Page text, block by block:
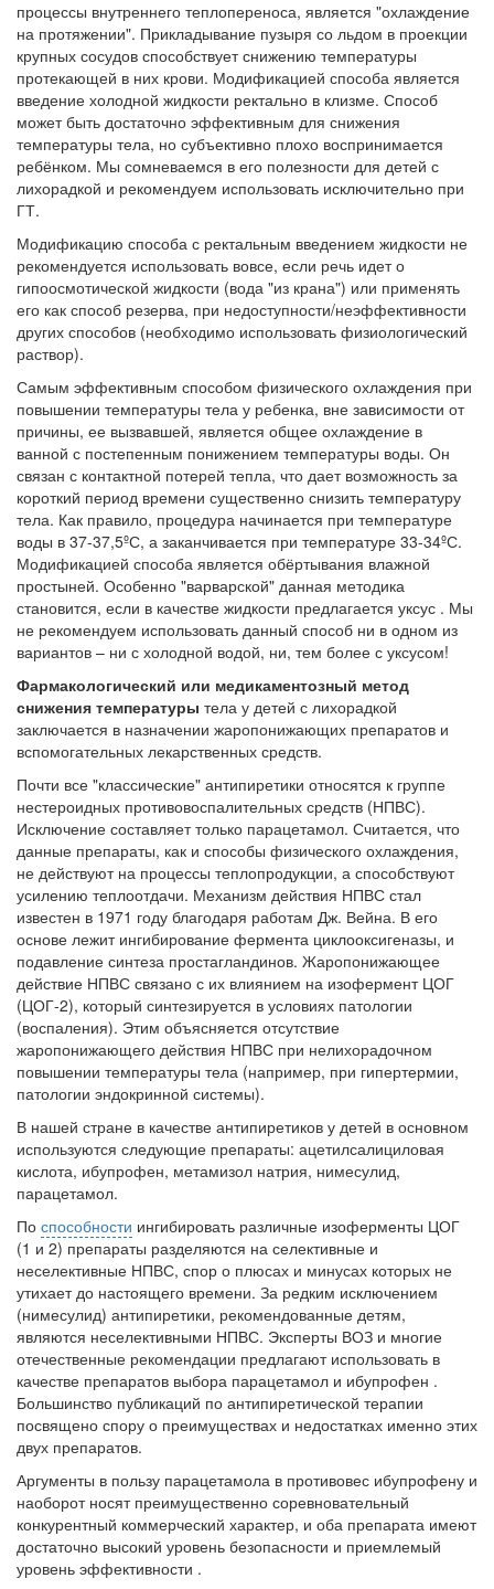
процессы внутреннего теплопереноса, является "охлаждение
на протяжении". Прикладывание пузыря со льдом в проекции
крупных сосудов способствует снижению температуры
протекающей в них крови. Модификацией способа является
введение холодной жидкости ректально в клизме. Способ
может быть достаточно эффективным для снижения
температуры тела, но субъективно плохо воспринимается
ребёнком. Мы сомневаемся в его полезности для детей с
лихорадкой и рекомендуем использовать исключительно при
ГТ.
Модификацию способа с ректальным введением жидкости не
рекомендуется использовать вовсе, если речь идет о
гипоосмотической жидкости (вода "из крана") или применять
его как способ резерва, при недоступности/неэффективности
других способов (необходимо использовать физиологический
раствор).
Самым эффективным способом физического охлаждения при
повышении температуры тела у ребенка, вне зависимости от
причины, ее вызвавшей, является общее охлаждение в
ванной с постепенным понижением температуры воды. Он
связан с контактной потерей тепла, что дает возможность за
короткий период времени существенно снизить температуру
тела. Как правило, процедура начинается при температуре
воды в 37-37,5ºС, а заканчивается при температуре 33-34ºС.
Модификацией способа является обёртывания влажной
простыней. Особенно "варварской" данная методика
становится, если в качестве жидкости предлагается уксус . Мы
не рекомендуем использовать данный способ ни в одном из
вариантов – ни с холодной водой, ни, тем более с уксусом!
Фармакологический или медикаментозный метод
снижения температуры тела у детей с лихорадкой
заключается в назначении жаропонижающих препаратов и
вспомогательных лекарственных средств.
Почти все "классические" антипиретики относятся к группе
нестероидных противовоспалительных средств (НПВС).
Исключение составляет только парацетамол. Считается, что
данные препараты, как и способы физического охлаждения,
не действуют на процессы теплопродукции, а способствуют
усилению теплоотдачи. Механизм действия НПВС стал
известен в 1971 году благодаря работам Дж. Вейна. В его
основе лежит ингибирование фермента циклооксигеназы, и
подавление синтеза простагландинов. Жаропонижающее
действие НПВС связано с их влиянием на изофермент ЦОГ
(ЦОГ-2), который синтезируется в условиях патологии
(воспаления). Этим объясняется отсутствие
жаропонижающего действия НПВС при нелихорадочном
повышении температуры тела (например, при гипертермии,
патологии эндокринной системы).
В нашей стране в качестве антипиретиков у детей в основном
используются следующие препараты: ацетилсалициловая
кислота, ибупрофен, метамизол натрия, нимесулид,
парацетамол.
По способности ингибировать различные изоферменты ЦОГ
(1 и 2) препараты разделяются на селективные и
неселективные НПВС, спор о плюсах и минусах которых не
утихает до настоящего времени. За редким исключением
(нимесулид) антипиретики, рекомендованные детям,
являются неселективными НПВС. Эксперты ВОЗ и многие
отечественные рекомендации предлагают использовать в
качестве препаратов выбора парацетамол и ибупрофен .
Большинство публикаций по антипиретической терапии
посвящено спору о преимуществах и недостатках именно этих
двух препаратов.
Аргументы в пользу парацетамола в противовес ибупрофену и
наоборот носят преимущественно соревновательный
конкурентный коммерческий характер, и оба препарата имеют
достаточно высокий уровень безопасности и приемлемый
уровень эффективности .